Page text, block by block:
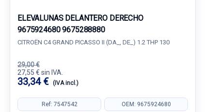
ELEVALUNAS DELANTERO DERECHO
9675924680 9675288880
CITROËN C4 GRAND PICASSO II (DA_, DE_) 1.2 THP 130
29,00 €
27,55 € sin IVA.
33,34 € (IVA incl.)
Ref: 7547542 OEM: 9675924680